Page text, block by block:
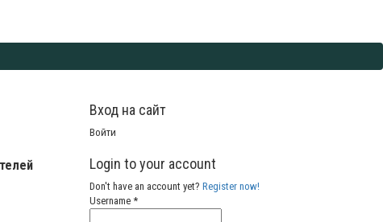
Вход на сайт
Войти
Login to your account
Don't have an account yet? Register now!
Username *